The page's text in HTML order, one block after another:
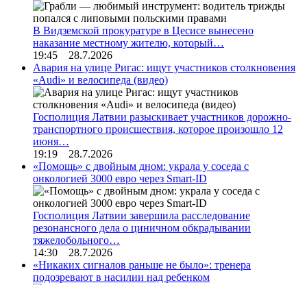
В Видземской прокуратуре в Цесисе вынесено
наказание местному жителю, который…
19:45 28.7.2026
Авария на улице Ригас: ищут участников столкновения
«Audi» и велосипеда (видео)
Госполиция Латвии разыскивает участников дорожно-
транспортного происшествия, которое произошло 12
июня…
19:19 28.7.2026
«Помощь» с двойным дном: украла у соседа с
онкологией 3000 евро через Smart-ID
Госполиция Латвии завершила расследование
резонансного дела о циничном обкрадывании
тяжелобольного…
14:30 28.7.2026
«Никаких сигналов раньше не было»: тренера
подозревают в насилии над ребенком